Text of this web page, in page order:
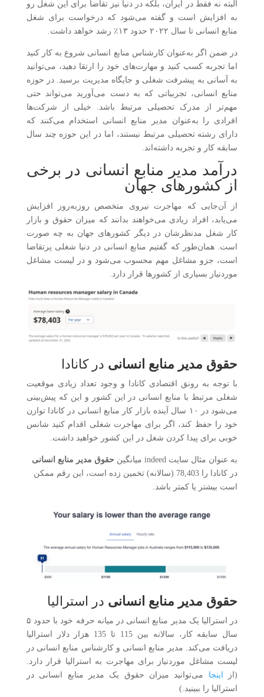
البته نه فقط در ایران، بلکه در دنیا نیز تقاضا برای این شغل رو
به افزایش است و گفته می‌شود که درخواست برای شغل
منابع انسانی تا سال ۲۰۲۲ حدود ۱۳٪ رشد خواهد داشت.
در ضمن اگر به‌عنوان کارشناس منابع انسانی شروع به کار کنید
اما تجربه کسب کنید و مهارت‌های خود را ارتقا دهید، می‌توانید
به آسانی به پیشرفت شغلی و جایگاه مدیریت برسید. در حوزه
منابع انسانی، تجربیاتی که به دست می‌آورید می‌تواند حتی
مهم‌تر از مدرک تحصیلی مرتبط باشد. خیلی از شرکت‌ها
افرادی را به‌عنوان مدیر منابع انسانی استخدام می‌کنند که
دارای رشته تحصیلی مرتبط نیستند، اما در این حوزه چند سال
سابقه کار و تجربه داشته‌اند.
درآمد مدیر منابع انسانی در برخی
از کشورهای جهان
از آن‌جایی که مهاجرت نیروی متخصص روزبه‌روز افزایش
می‌یابد، افراد زیادی می‌خواهند بدانند که میزان حقوق و بازار
کار شغل مدنظرشان در دیگر کشورهای جهان به چه صورت
است. همان‌طور که گفتیم منابع انسانی در دنیا شغلی پرتقاضا
است، جزو مشاغل مهم محسوب می‌شود و در لیست مشاغل
موردنیاز بسیاری از کشورها قرار دارد.
حقوق مدیر منابع انسانی در کانادا
با توجه به رونق اقتصادی کانادا و وجود تعداد زیادی موقعیت
شغلی مرتبط با منابع انسانی در این کشور و این که پیش‌بینی
می‌شود در ۱۰ سال آینده بازار کار منابع انسانی در کانادا توازن
خود را حفظ کند، اگر برای مهاجرت شغلی اقدام کنید شانس
خوبی برای پیدا کردن شغل در این کشور خواهید داشت.
به عنوان مثال سایت indeed میانگین
حقوق مدیر منابع انسانی
در کانادا را 78,403 (سالانه) تخمین زده است، این رقم ممکن
است بیشتر یا کمتر باشد.
حقوق مدیر منابع انسانی در استرالیا
در استرالیا یک مدیر منابع انسانی در میانه حرفه خود با حدود ۵
سال سابقه کار، سالانه بین 115 تا 135 هزار دلار استرالیا
دریافت می‌کند. مدیر منابع انسانی و کارشناس منابع انسانی در
لیست مشاغل موردنیاز برای مهاجرت به استرالیا قرار دارد.
(از
اینجا می‌توانید میزان حقوق یک مدیر منابع انسانی در
استرالیا را ببینید.)